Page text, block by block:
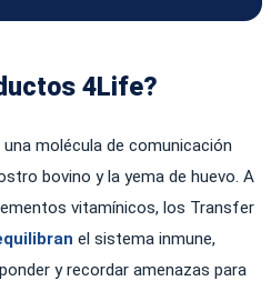
4Life?
una molécula de comunicación
bovino y la yema de huevo. A
vitamínicos, los Transfer
el sistema inmune,
y recordar amenazas para